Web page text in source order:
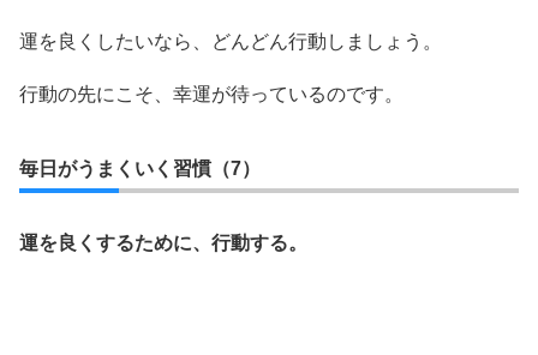
運を良くしたいなら、どんどん行動しましょう。
行動の先にこそ、幸運が待っているのです。
毎日がうまくいく習慣（7）
運を良くするために、行動する。